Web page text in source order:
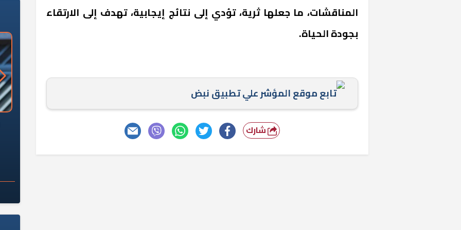
المناقشات، ما جعلها ثرية، تؤدي إلى نتائج إيجابية، تهدف إلى الارتقاء
بجودة الحياة.
تابع موقع المؤشر علي تطبيق نبض
شارك «وزارة الآثار»: العُثور على 10 توابيت
خشبية بفناء مقبرة "باكي"